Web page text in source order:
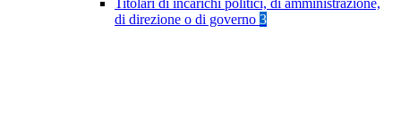
Titolari di incarichi politici, di amministrazione,
di direzione o di governo 3